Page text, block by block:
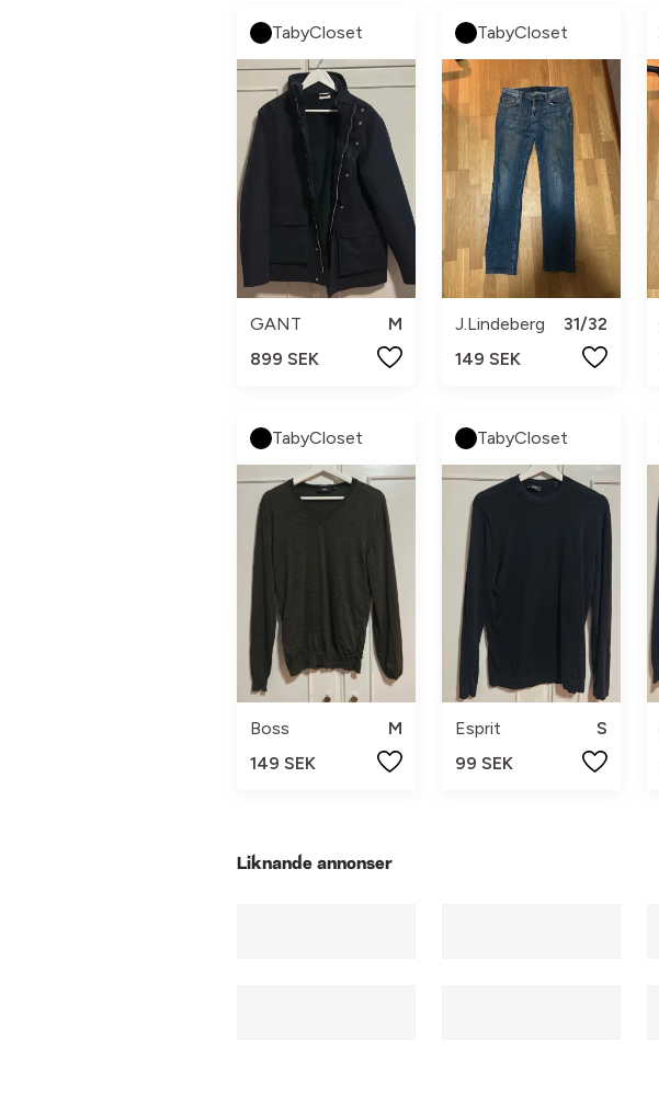
TabyCloset
GANT
M
899 SEK
TabyCloset
J.Lindeberg
31/32
149 SEK
TabyCloset
Boss
M
149 SEK
TabyCloset
Esprit
S
99 SEK
Liknande annonser